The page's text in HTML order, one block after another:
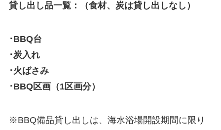
貸し出し品一覧：（食材、炭は貸し出しなし）
･BBQ台
･炭入れ
･火ばさみ
･BBQ区画（1区画分）
※BBQ備品貸し出しは、海水浴場開設期間に限り